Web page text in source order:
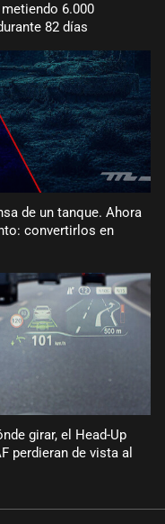
6.000
82 días
de un tanque. Ahora
convertirlos en
girar, el Head-Up
perdieran de vista al